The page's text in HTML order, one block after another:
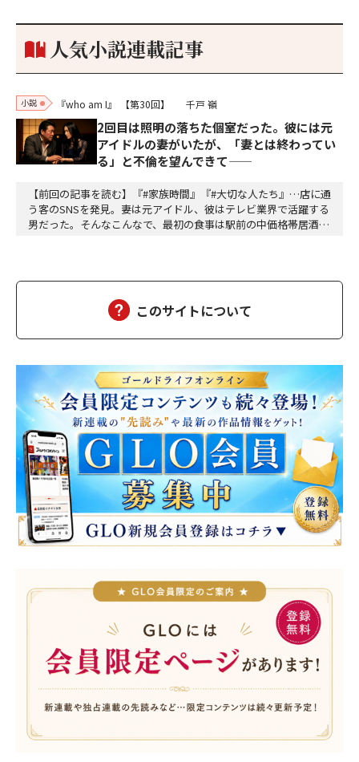
り。どうして勝てたのか、未だにわかりません。…
人気小説連載記事
小説 『who am I』 【第30回】 千戸 嶺
2回目は照明の落ちた個室だった。彼には元
アイドルの妻がいたが、「妻とは終わってい
る」と不倫を望んできて——
【前回の記事を読む】『#家族時間』『#大切な人たち』…店に通
う客のSNSを発見。妻は元アイドル、彼はテレビ業界で活躍する
男だった。そんなこんなで、最初の食事は駅前の中価格帯居酒屋
い。怖いのは無計算な人間だ。衝動で動く馬鹿と、…
このサイトについて